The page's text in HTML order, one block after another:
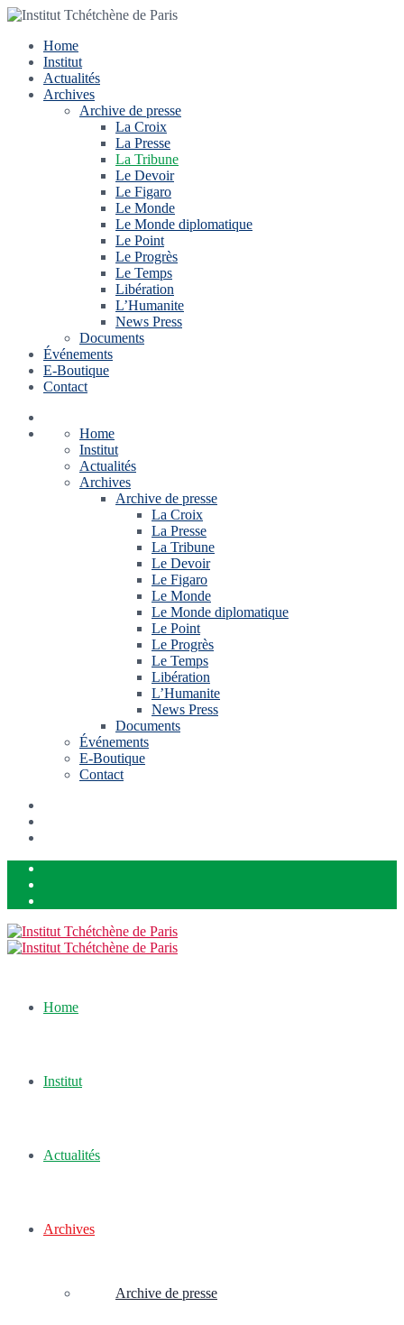
Home
Institut
Actualités
Archives
Archive de presse
La Croix
La Presse
La Tribune
Le Devoir
Le Figaro
Le Monde
Le Monde diplomatique
Le Point
Le Progrès
Le Temps
Libération
L’Humanite
News Press
Documents
Événements
E-Boutique
Contact
Home
Institut
Actualités
Archives
Archive de presse
La Croix
La Presse
La Tribune
Le Devoir
Le Figaro
Le Monde
Le Monde diplomatique
Le Point
Le Progrès
Le Temps
Libération
L’Humanite
News Press
Documents
Événements
E-Boutique
Contact
Home
Institut
Actualités
Archives
Archive de presse